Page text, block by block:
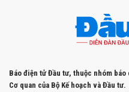
Báo điện tử Đầu tư, thuộc nhóm báo
Cơ quan của Bộ Kế hoạch và Đầu tư.